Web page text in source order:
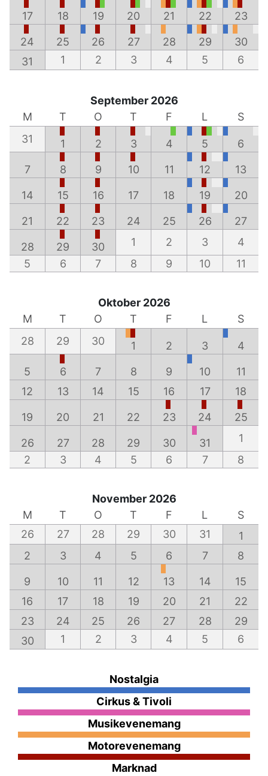
17 18 19 20 21 22 23
24 25 26 27 28 29
30
31
1 2 3 4 5 6
September 2026
M
T O T F L
S
31
1 2 3 4 5 6
7 8 9 10 11 12 13
14 15 16 17 18 19 20
21 22 23 24 25 26 27
28 29 30 1 2 3
4
5
6 7 8 9 10 11
Oktober 2026
M
T O T F L
S
28
29 30 1 2 3 4
5 6 7 8 9 10
11
12
13 14 15 16 17 18
19 20 21 22 23 24 25
26 27 28 29 30 31
1
2
3 4 5 6 7 8
November 2026
M
T O T F L
S
26
27 28 29 30 31
1
2
3 4 5 6 7 8
9 10 11 12 13 14
15
16
17 18 19 20 21
22
23
24 25 26 27 28
29
30
1 2 3 4 5 6
Nostalgia
Cirkus & Tivoli
Musikevenemang
Motorevenemang
Marknad